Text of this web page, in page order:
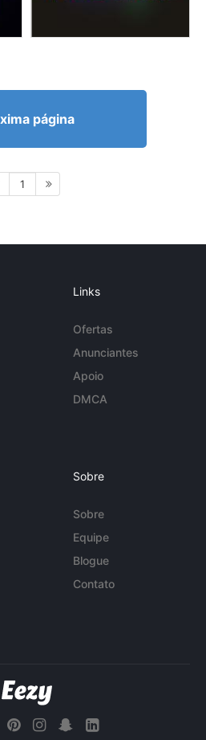
página
1
Links
Ofertas
Anunciantes
Apoio
DMCA
Sobre
Sobre
Equipe
Blogue
Contato